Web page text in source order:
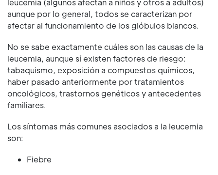
leucemia (algunos afectan a niños y otros a adultos)
aunque por lo general, todos se caracterizan por
afectar al funcionamiento de los glóbulos blancos.
No se sabe exactamente cuáles son las causas de la
leucemia, aunque sí existen factores de riesgo:
tabaquismo, exposición a compuestos químicos,
haber pasado anteriormente por tratamientos
oncológicos, trastornos genéticos y antecedentes
familiares.
Los síntomas más comunes asociados a la leucemia
son:
Fiebre